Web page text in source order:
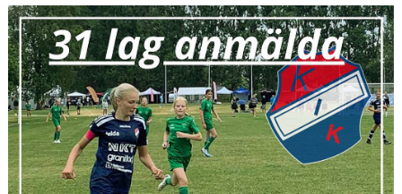
AVGIFTER
KLÄDPROFIL - STADIUM / SELECT
DOKUMENT